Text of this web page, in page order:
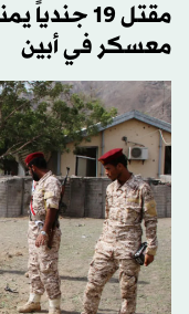
مقتل 19
معسكر في أبين